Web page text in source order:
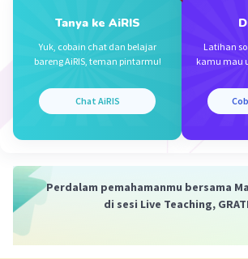
Tanya ke AiRIS
Yuk, cobain chat dan belajar
bareng AiRIS, teman pintarmu!
Chat AiRIS
Latihan
kamu mau
Perdalam pemahamanmu bersama
di sesi Live Teaching,